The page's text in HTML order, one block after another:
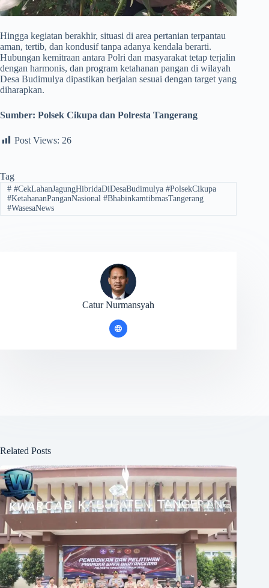
​Hingga kegiatan berakhir, situasi di area pertanian terpantau
aman, tertib, dan kondusif tanpa adanya kendala berarti.
Hubungan kemitraan antara Polri dan masyarakat tetap terjalin
dengan harmonis, dan program ketahanan pangan di wilayah
Desa Budimulya dipastikan berjalan sesuai dengan target yang
diharapkan.
Sumber: Polsek Cikupa dan Polresta Tangerang
Post Views: 26
Tag
##CekLahanJagungHibridaDiDesaBudimulya #PolsekCikupa
#KetahananPanganNasional #BhabinkamtibmasTangerang
#WasesaNews
Catur Nurmansyah
Related Posts